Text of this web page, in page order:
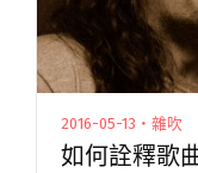
2016-05-13・雜吹
如何詮釋歌